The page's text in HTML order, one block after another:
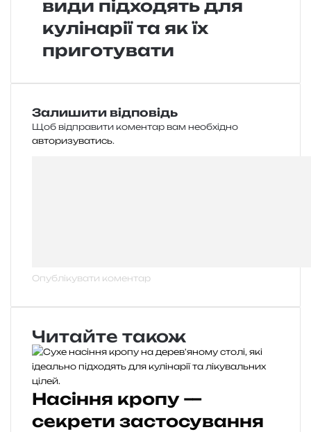
види підходять для
кулінарії та як їх
приготувати
Залишити відповідь
Щоб відправити коментар вам необхідно
авторизуватись.
Читайте також
Насіння кропу —
секрети застосування